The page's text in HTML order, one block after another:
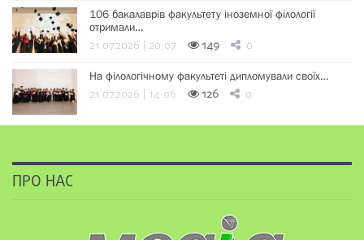
106 бакалаврів факультету іноземної філології
отримали…
21.07.2026 | 20:07 149 0
На філологічному факультеті дипломували своїх…
21.07.2026 | 14:06 126 0
ПРО НАС